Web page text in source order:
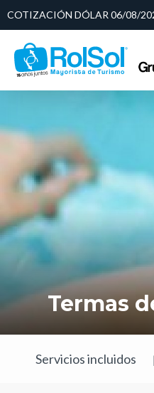
COTIZACIÓN DÓLAR 06/08/
Termas
Servicios incluidos